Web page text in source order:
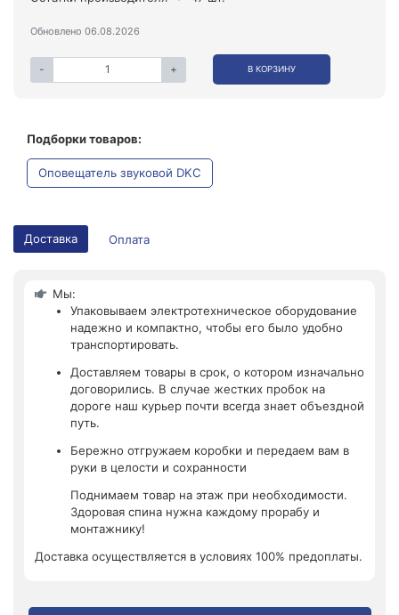
Обновлено 06.08.2026
- + В КОРЗИНУ
Подборки товаров:
Оповещатель звуковой DKC
Доставка Оплата
Мы:
Упаковываем электротехническое оборудование
надежно и компактно, чтобы его было удобно
транспортировать.
Доставляем товары в срок, о котором изначально
договорились. В случае жестких пробок на
дороге наш курьер почти всегда знает объездной
путь.
Бережно отгружаем коробки и передаем вам в
руки в целости и сохранности
Поднимаем товар на этаж при необходимости.
Здоровая спина нужна каждому прорабу и
монтажнику!
Доставка осуществляется в условиях 100% предоплаты.